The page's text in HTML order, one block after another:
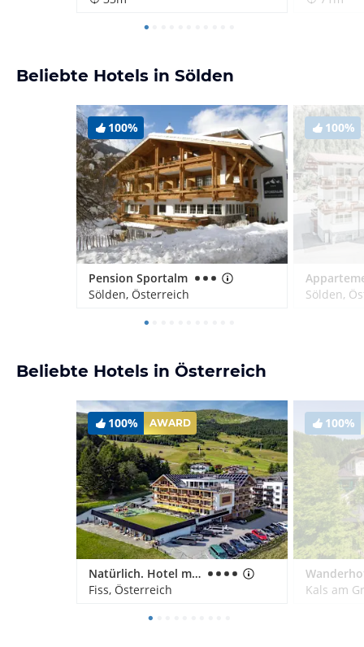
Beliebte Hotels in Sölden
100%
Pension Sportalm
Sölden, Österreich
100%
Sölden,
Beliebte Hotels in Österreich
100% AWARD
Natürlich. Hotel mit Charakter
Fiss, Österreich
100%
Kals am